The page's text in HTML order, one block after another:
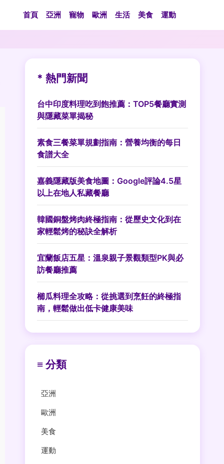
首頁 亞洲 寵物 歐洲 生活 美食 運動
* 熱門新聞
台中印度料理吃到飽推薦：TOP5餐廳實測
與隱藏菜單揭秘
素食三餐菜單規劃指南：營養均衡的每日
食譜大全
嘉義隱藏版美食地圖：Google評論4.5星
以上在地人私藏餐廳
韓國銅盤烤肉終極指南：從歷史文化到在
家輕鬆烤的秘訣全解析
宜蘭飯店五星：溫泉親子景觀類型PK與必
訪餐廳推薦
櫛瓜料理全攻略：從挑選到烹飪的終極指
南，輕鬆做出低卡健康美味
≡ 分類
亞洲
歐洲
美食
運動